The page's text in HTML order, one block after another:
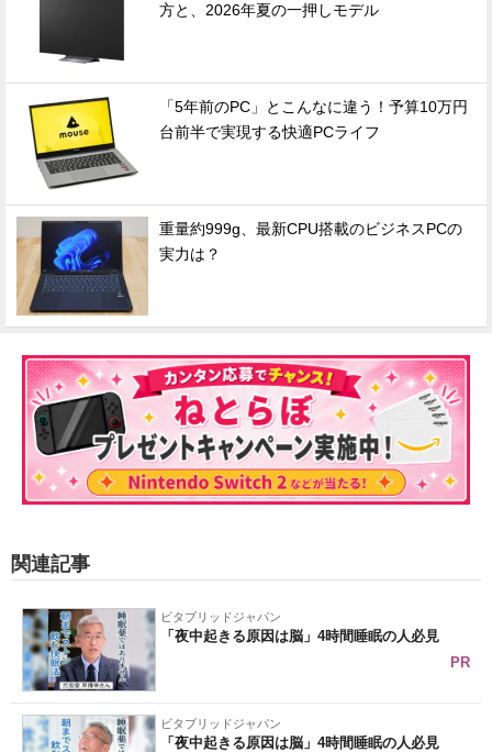
方と、2026年夏の一押しモデル
「5年前のPC」とこんなに違う！予算10万円
台前半で実現する快適PCライフ
重量約999g、最新CPU搭載のビジネスPCの
実力は？
関連記事
ビタブリッドジャパン
「夜中起きる原因は脳」4時間睡眠の人必見
PR
ビタブリッドジャパン
「夜中起きる原因は脳」4時間睡眠の人必見